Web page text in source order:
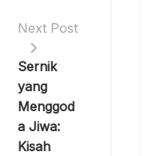
Next Post
Sernik
yang
Menggod
a Jiwa:
Kisah